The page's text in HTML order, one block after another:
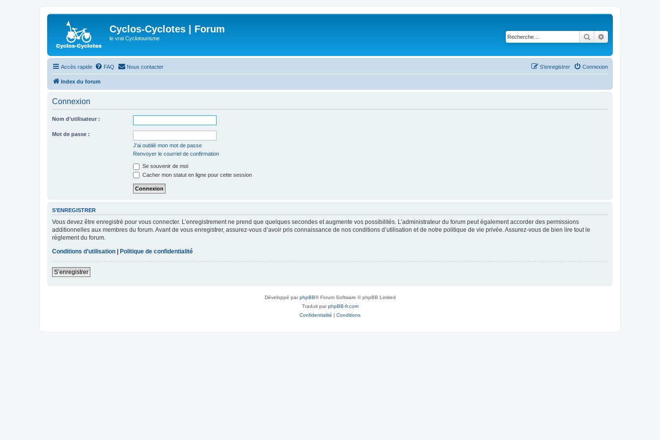
Cyclos-Cyclotes | Forum
le vrai Cyclotourisme Rechercher
Accès rapide FAQ Nous contacter Connexion
S’enregistrer
Index du forum
Connexion
Nom d’utilisateur :
Mot de passe :
J’ai oublié mon mot de passe
Renvoyer le courriel de confirmation
Se souvenir de moi
Cacher mon statut en ligne pour cette session
S’ENREGISTRER
Vous devez être enregistré pour vous connecter. L’enregistrement ne prend que quelques secondes et augmente vos possibilités. L’administrateur du forum peut également accorder des permissions
additionnelles aux membres du forum. Avant de vous enregistrer, assurez-vous d’avoir pris connaissance de nos conditions d’utilisation et de notre politique de vie privée. Assurez-vous de bien lire tout le
règlement du forum.
Conditions d’utilisation | Politique de confidentialité
S’enregistrer
Développé parphpBB® Forum Software © phpBB Limited
Traduit parphpBB-fr.com
Confidentialité | Conditions